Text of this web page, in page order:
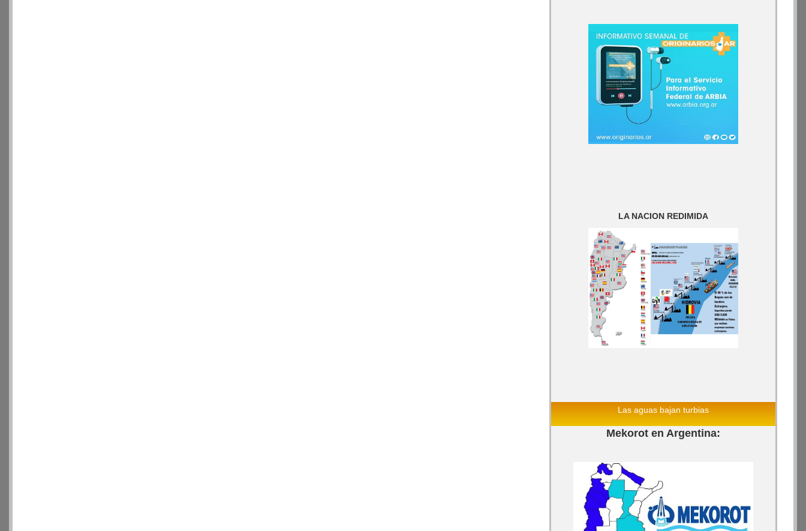
LA NACION REDIMIDA
Las aguas bajan turbias
Mekorot en Argentina: